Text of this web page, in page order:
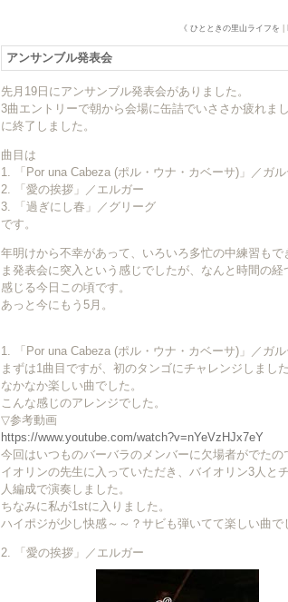
《 ひとときの里山ライフを
アンサンブル発表会
先月19日にアンサンブル発表会がありました。
3曲エントリーで朝から会場に缶詰でいささか疲れま
に終了しました。
曲目は
1. 「Por una Cabeza (ポル・ウナ・カベーサ)」／ガ
2. 「愛の挨拶」／エルガー
3. 「過ぎにし春」／グリーグ
です。
年明けから不幸があって、いろいろ多忙の中練習もで
ま発表会に突入という感じでしたが、なんと時間の経
感じる今日この頃です。
あっと今にもう5月。
1. 「Por una Cabeza (ポル・ウナ・カベーサ)」／ガ
まずは1曲目ですが、初のタンゴにチャレンジしました
なかなか楽しい曲でした。
こんな感じのアレンジでした。
▽参考動画
https://www.youtube.com/watch?v=nYeVzHJx7eY
今回はいつものバーバラのメンバーに欠場者がでたの
イオリンの先生に入っていただき、バイオリン3人と
人編成で演奏しました。
ちなみに私が1stに入りました。
ハイポジが少し快感～～？サビも弾いてて楽しい曲で
2. 「愛の挨拶」／エルガー